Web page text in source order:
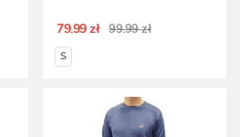
79.99 zł 99.99 zł
S